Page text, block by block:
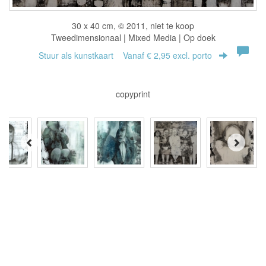
30 x 40 cm, © 2011, niet te koop
Tweedimensionaal | Mixed Media | Op doek
Stuur als kunstkaart Vanaf € 2,95 excl. porto
copyprint